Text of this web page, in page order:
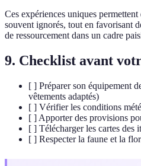
Ces expériences uniques
souvent ignorés, tout en favorisant
de ressourcement dans un cadre
9. Checklist avant
[ ] Préparer son équipement
vêtements adaptés)
[ ] Vérifier les conditions
[ ] Apporter des provisions
[ ] Télécharger les cartes des
[ ] Respecter la faune et la